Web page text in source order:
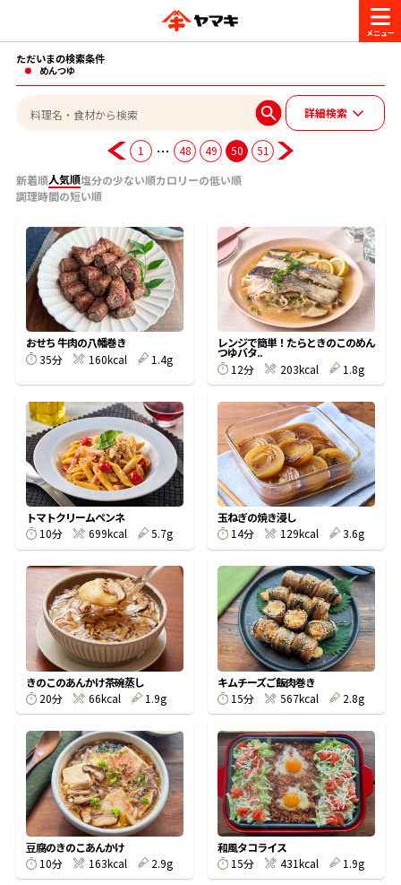
商品情報
ヤマキ『めんつゆ』 ヤマキ 割烹白だし
旨さ、別格。だし屋の鍋 韓福善シリーズ
サッと鍋® 楽チン鍋®
レシピ
おいしいレシピを探す
おいしいレシピトップ
主食レシピ
主菜レシピ
汁物レシピ
時短レシピ
おいしいレシピを商品から探す
かつお節レシピ
めんつゆレシピ
割烹白だしレシピ
レシピ特設サイト
割烹白だしレシピ特集
かつお節・だしを楽しむ
かつお節・だしを知る
だしの取り方
かつお節の削り方
かつお節・だしをもっと知る
ヤマキ かつお節プラス®
かつお節・だしを楽しむ
だしコミュ
CM・キャンペーン
キャンペーン一覧
企業・採用情報
企業情報
- 百年対話
- ヤマキ かつお節プラス®
採用情報
- ジョブリターン制
お問い合わせ
ヤマキお客様相談室
オンラインショップ
コミュニティサイト
Global
ただいまの検索条件
めんつゆ
詳細検索
1 … 48 49 50
51
新着順人気順塩分の少ない順カロリーの低い順
調理時間の短い順
おせち 牛肉の八幡巻き
35分
160kcal 1.4g
レンジで簡単！たらときのこのめん
つゆバタ..
12分
203kcal 1.8g
トマトクリームペンネ
10分
699kcal 5.7g
玉ねぎの焼き浸し
14分
129kcal 3.6g
きのこのあんかけ茶碗蒸し
20分
66kcal 1.9g
キムチーズご飯肉巻き
15分
567kcal 2.8g
豆腐のきのこあんかけ
10分
163kcal 2.9g
和風タコライス
15分
431kcal 1.9g